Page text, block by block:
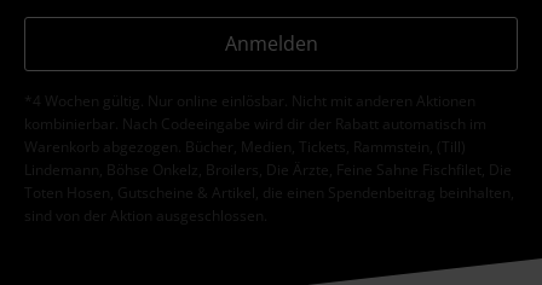
Anmelden
*4 Wochen gültig. Nur online einlösbar. Nicht mit anderen Aktionen
kombinierbar. Nach Codeeingabe wird dir der Rabatt automatisch im
Warenkorb abgezogen. Bücher, Medien, Tickets, Rammstein, (Till)
Lindemann, Böhse Onkelz, Broilers, Die Ärzte, Feine Sahne Fischfilet, Die
Toten Hosen, Gutscheine & Artikel, die einen Spendenbeitrag beinhalten,
sind von der Aktion ausgeschlossen.